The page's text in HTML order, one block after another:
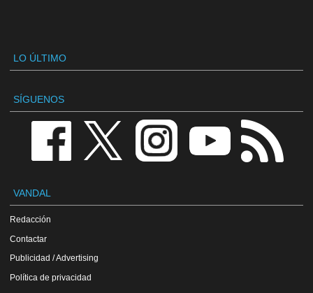
LO ÚLTIMO
SÍGUENOS
VANDAL
Redacción
Contactar
Publicidad / Advertising
Política de privacidad